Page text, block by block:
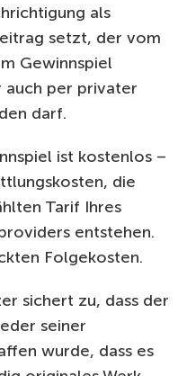
als
setzt, der vom
Gewinnspiel
per privater
darf.
ist kostenlos –
die
Tarif Ihres
entstehen.
Folgekosten.
sichert zu, dass der
seiner
wurde, dass es